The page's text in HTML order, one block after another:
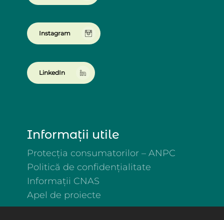
Instagram
LinkedIn
Informații utile
Protecția consumatorilor – ANPC
Politică de confidențialitate
Informații CNAS
Apel de proiecte